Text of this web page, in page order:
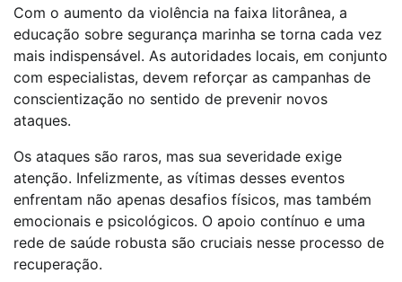
Com o aumento da violência na faixa litorânea, a
educação sobre segurança marinha se torna cada vez
mais indispensável. As autoridades locais, em conjunto
com especialistas, devem reforçar as campanhas de
conscientização no sentido de prevenir novos
ataques.
Os ataques são raros, mas sua severidade exige
atenção. Infelizmente, as vítimas desses eventos
enfrentam não apenas desafios físicos, mas também
emocionais e psicológicos. O apoio contínuo e uma
rede de saúde robusta são cruciais nesse processo de
recuperação.